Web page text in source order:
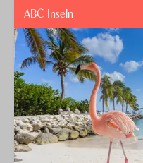
ABC Inseln